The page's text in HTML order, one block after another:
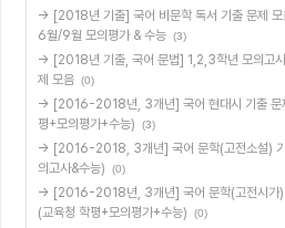
→ [2018년 기출] 국어 비문학 독서 기출 문제
6월/9월 모의평가 & 수능 (3)
→ [2018년 기출, 국어 문법] 1,2,3학년 모의고
제 모음 (0)
→ [2016-2018년, 3개년] 국어 현대시 기출 문
평+모의평가+수능)
(3)
→ [2016-2018, 3개년] 국어 문학(고전소설) 기
의고사&수능)
(0)
→ [2016-2018년, 3개년] 국어 문학(고전시가)
(교육청 학평+모의평가+수능)
(0)